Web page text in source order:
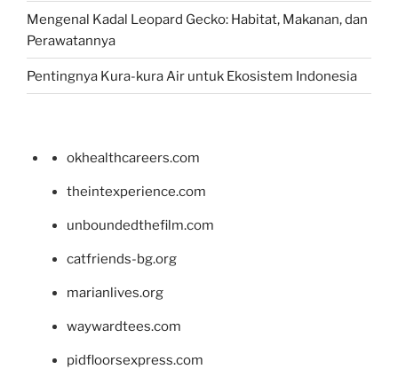
Mengenal Kadal Leopard Gecko: Habitat, Makanan, dan
Perawatannya
Pentingnya Kura-kura Air untuk Ekosistem Indonesia
okhealthcareers.com
theintexperience.com
unboundedthefilm.com
catfriends-bg.org
marianlives.org
waywardtees.com
pidfloorsexpress.com